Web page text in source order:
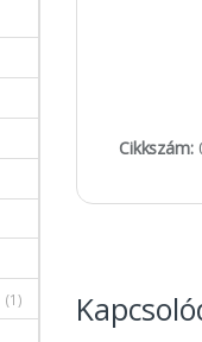
Cikkszám:
(1)